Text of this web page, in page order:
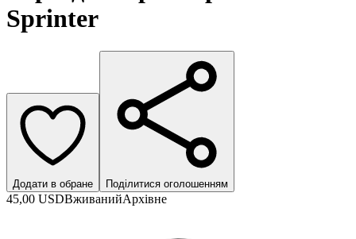
Sprinter
Додати в обране Поділитися оголошенням
45,00 USDВживанийАрхівне